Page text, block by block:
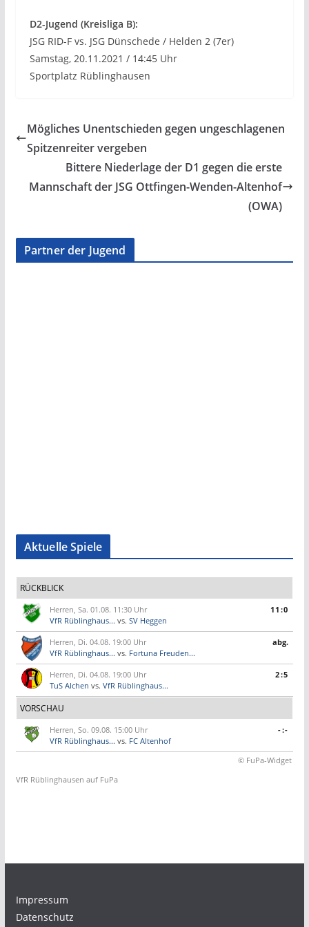
D2-Jugend (Kreisliga B):
JSG RID-F vs. JSG Dünschede / Helden 2 (7er)
Samstag, 20.11.2021 / 14:45 Uhr
Sportplatz Rüblinghausen
Mögliches Unentschieden gegen ungeschlagenen
Spitzenreiter vergeben
Bittere Niederlage der D1 gegen die erste
Mannschaft der JSG Ottfingen-Wenden-Altenhof
(OWA)
Partner der Jugend
Aktuelle Spiele
RÜCKBLICK
Herren, Sa. 01.08. 11:30 Uhr
VfR Rüblinghaus... vs. SV Heggen
11:0
Herren, Di. 04.08. 19:00 Uhr
VfR Rüblinghaus... vs. Fortuna Freuden...
abg.
Herren, Di. 04.08. 19:00 Uhr
TuS Alchen vs. VfR Rüblinghaus...
2:5
VORSCHAU
Herren, So. 09.08. 15:00 Uhr
VfR Rüblinghaus... vs. FC Altenhof
-:-
© FuPa-Widget
VfR Rüblinghausen auf FuPa
Impressum
Datenschutz